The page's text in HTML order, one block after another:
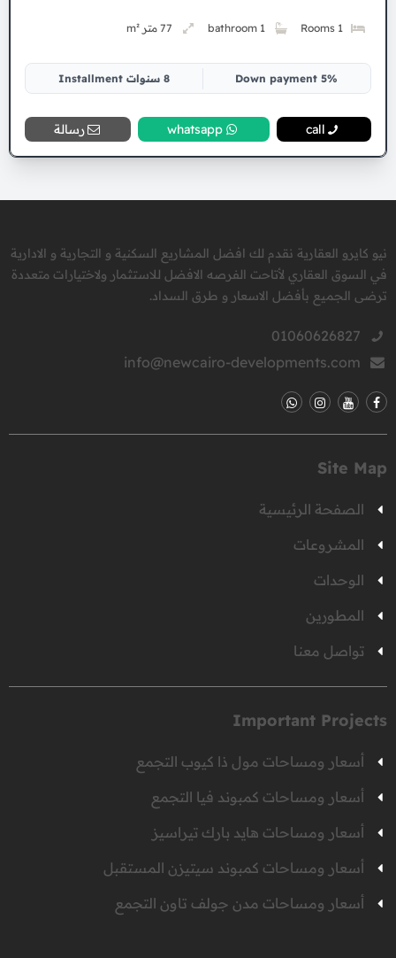
1 Rooms
1 bathroom 77 متر m²
5% Down payment 8 سنوات Installment
call
whatsapp رسالة
نيو كايرو العقارية نقدم لك افضل المشاريع السكنية و التجارية و الادارية
في السوق العقاري لأتاحت الفرصه الافضل للاستثمار ولاختيارات متعددة
ترضى الجميع بأفضل الاسعار و طرق السداد.
01060626827
info@newcairo-developments.com
Site Map
الصفحة الرئيسية
المشروعات
الوحدات
المطورين
تواصل معنا
Important Projects
أسعار ومساحات مول ذا كيوب التجمع
أسعار ومساحات كمبوند فيا التجمع
أسعار ومساحات هايد بارك تيراسيز
أسعار ومساحات كمبوند سيتيزن المستقبل
أسعار ومساحات مدن جولف تاون التجمع